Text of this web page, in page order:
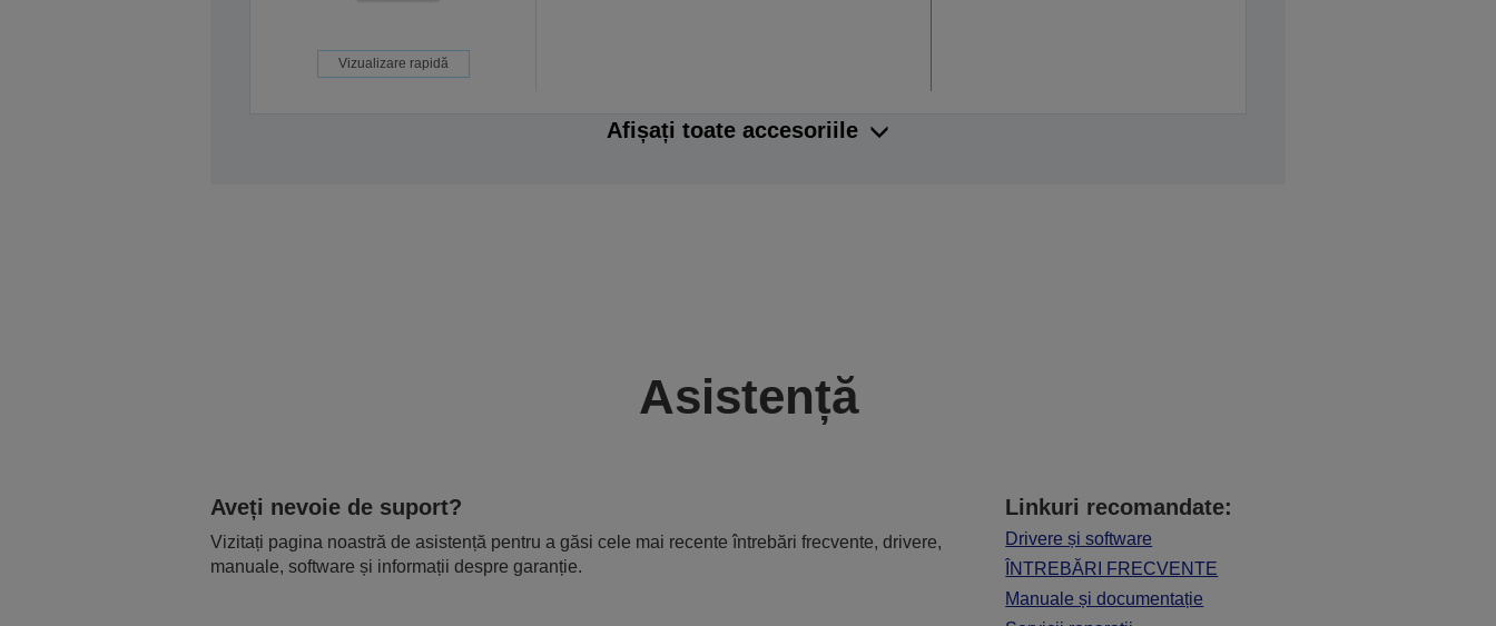
Vizualizare rapidă
Afișați toate accesoriile
Asistență
Aveți nevoie de suport?
Vizitați pagina noastră de asistență pentru a găsi cele mai recente întrebări frecvente, drivere,
manuale, software și informații despre garanție.
Linkuri recomandate:
Drivere și software
ÎNTREBĂRI FRECVENTE
Manuale și documentație